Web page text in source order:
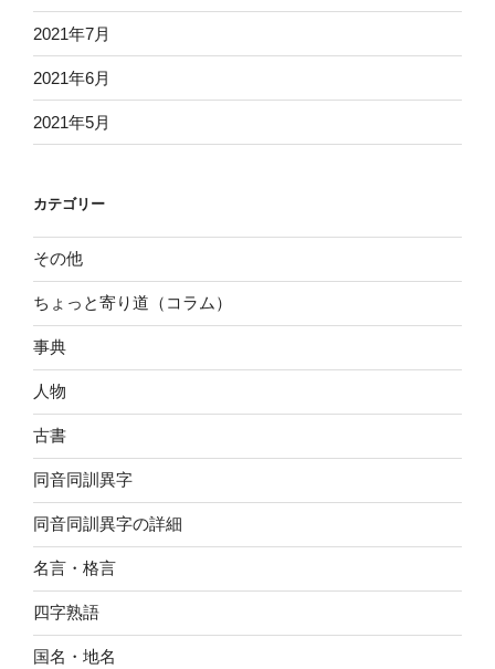
2021年7月
2021年6月
2021年5月
カテゴリー
その他
ちょっと寄り道（コラム）
事典
人物
古書
同音同訓異字
同音同訓異字の詳細
名言・格言
四字熟語
国名・地名